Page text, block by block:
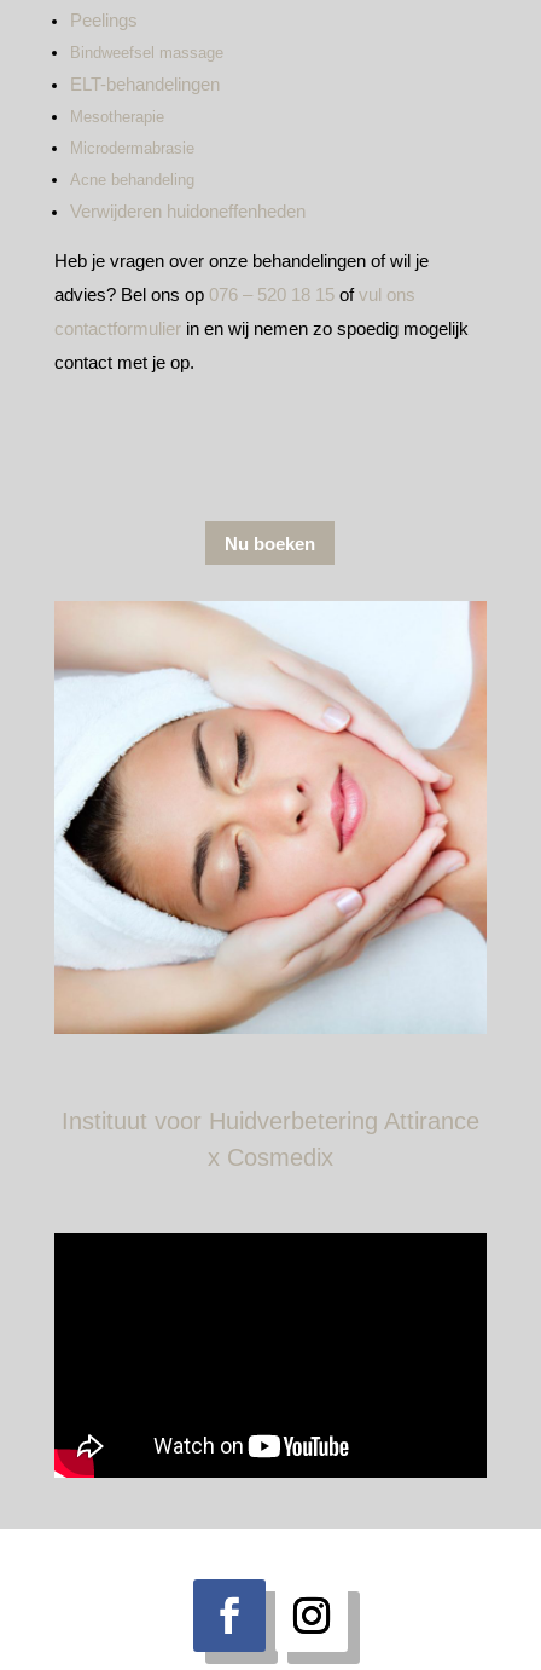
Peelings
Bindweefsel massage
ELT-behandelingen
Mesotherapie
Microdermabrasie
Acne behandeling
Verwijderen huidoneffenheden
Heb je vragen over onze behandelingen of wil je
advies? Bel ons op 076 – 520 18 15ofvul ons
contactformulierin en wij nemen zo spoedig mogelijk
contact met je op.
Nu boeken
Instituut voor Huidverbetering Attirance
x Cosmedix